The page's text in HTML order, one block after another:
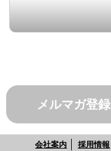
メルマガ登録
会社案内 採用情報